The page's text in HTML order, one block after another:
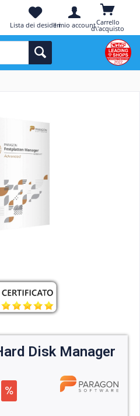
Carrello
d\'acquisto
Lista dei desideriIl mio account
Disk Manager